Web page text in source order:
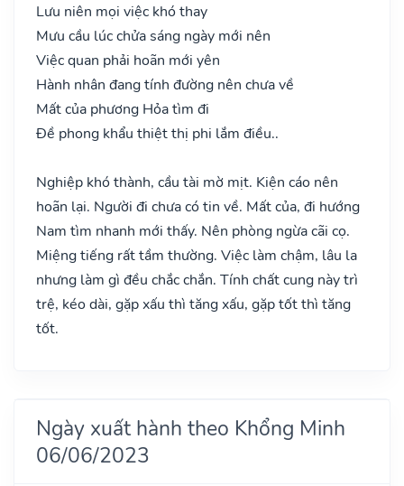
Lưu niên mọi việc khó thay
Mưu cầu lúc chửa sáng ngày mới nên
Việc quan phải hoãn mới yên
Hành nhân đang tính đường nên chưa về
Mất của phương Hỏa tìm đi
Đề phong khẩu thiệt thị phi lắm điều..
Nghiệp khó thành, cầu tài mờ mịt. Kiện cáo nên
hoãn lại. Người đi chưa có tin về. Mất của, đi hướng
Nam tìm nhanh mới thấy. Nên phòng ngừa cãi cọ.
Miệng tiếng rất tầm thường. Việc làm chậm, lâu la
nhưng làm gì đều chắc chắn. Tính chất cung này trì
trệ, kéo dài, gặp xấu thì tăng xấu, gặp tốt thì tăng
tốt.
Ngày xuất hành theo Khổng Minh
06/06/2023